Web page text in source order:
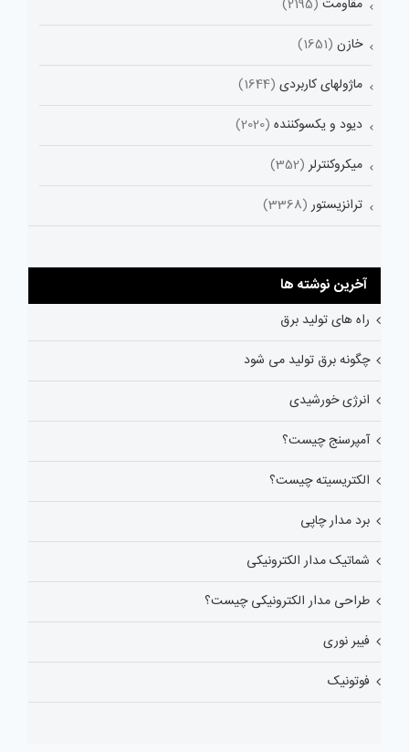
خازن (1651)
ماژولهای کاربردی (1644)
دیود و یکسوکننده (2020)
میکروکنترلر (352)
ترانزیستور (3368)
آخرین نوشته ها
راه های تولید برق
چگونه برق تولید می شود
انرژی خورشیدی
آمپرسنج چیست؟
الکتریسیته چیست؟
برد مدار چاپی
شماتیک مدار الکترونیکی
طراحی مدار الکترونیکی چیست؟
فیبر نوری
فوتونیک